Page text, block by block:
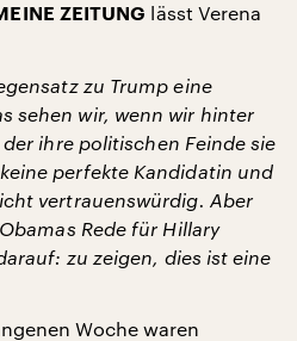
ZEITUNG lässt Verena
zu Trump eine
sehen wir, wenn wir hinter
ihre politischen Feinde sie
perfekte Kandidatin und
vertrauenswürdig. Aber
Rede für Hillary
zu zeigen, dies ist eine
Woche waren